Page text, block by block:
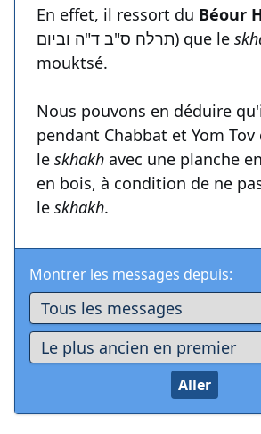
En effet, il ressort du Béour
תרלח ס"ב ד"ה וביום) que le
mouktsé.
Nous pouvons en déduire
pendant Chabbat et Yom
le skhakh avec une planche
en bois, à condition de ne
le skhakh.
Montrer les messages depuis: